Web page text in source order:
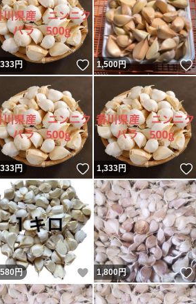
ね！
円 いいね！
1,500円
ね！
円 いいね！
1,333円
ね！
円 いいね！
1,800円